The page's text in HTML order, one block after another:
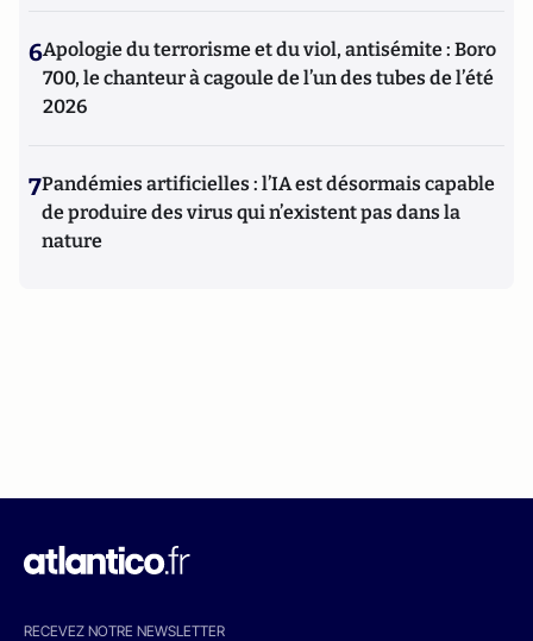
6Apologie du terrorisme et du viol, antisémite : Boro
700, le chanteur à cagoule de l’un des tubes de l’été
2026
7Pandémies artificielles : l’IA est désormais capable
de produire des virus qui n’existent pas dans la
nature
RECEVEZ NOTRE NEWSLETTER